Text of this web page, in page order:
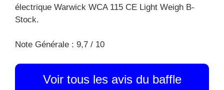
électrique Warwick WCA 115 CE Light Weigh B-
Stock.
Note Générale : 9,7 / 10
Voir tous les avis du baffle